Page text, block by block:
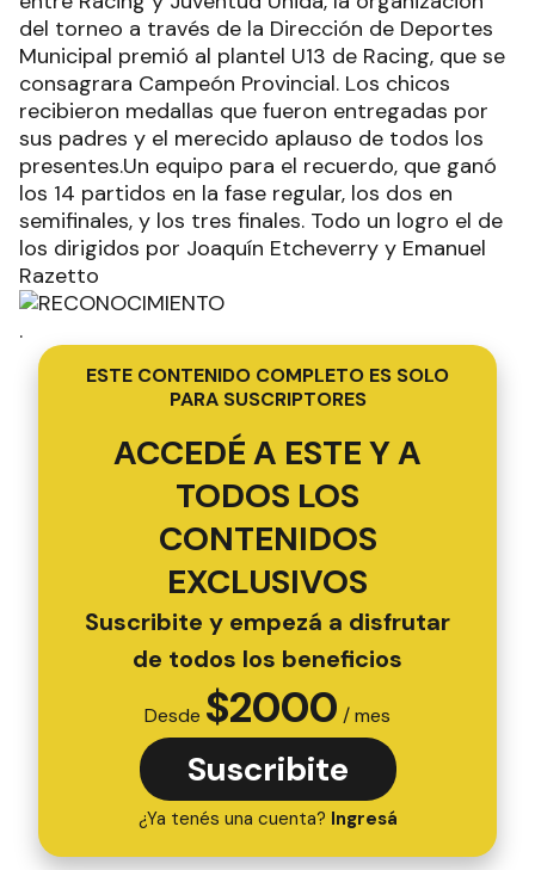
del torneo a través de la Dirección de Deportes
Municipal premió al plantel U13 de Racing, que se
consagrara Campeón Provincial. Los chicos
recibieron medallas que fueron entregadas por
sus padres y el merecido aplauso de todos los
presentes.Un equipo para el recuerdo, que ganó
los 14 partidos en la fase regular, los dos en
semifinales, y los tres finales. Todo un logro el de
los dirigidos por Joaquín Etcheverry y Emanuel
Razetto
.
ESTE CONTENIDO COMPLETO ES SOLO
PARA SUSCRIPTORES
ACCEDÉ A ESTE Y A
TODOS LOS
CONTENIDOS
EXCLUSIVOS
Suscribite y empezá a disfrutar
de todos los beneficios
Desde $2000 / mes
Suscribite
¿Ya tenés una cuenta? Ingresá